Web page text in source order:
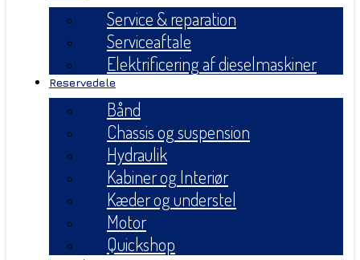
Service & reparation
Serviceaftale
Elektrificering af dieselmaskiner
Reservedele
Bånd
Chassis og suspension
Hydraulik
Kabiner og Interiør
Kæder og understel
Motor
Quickshop